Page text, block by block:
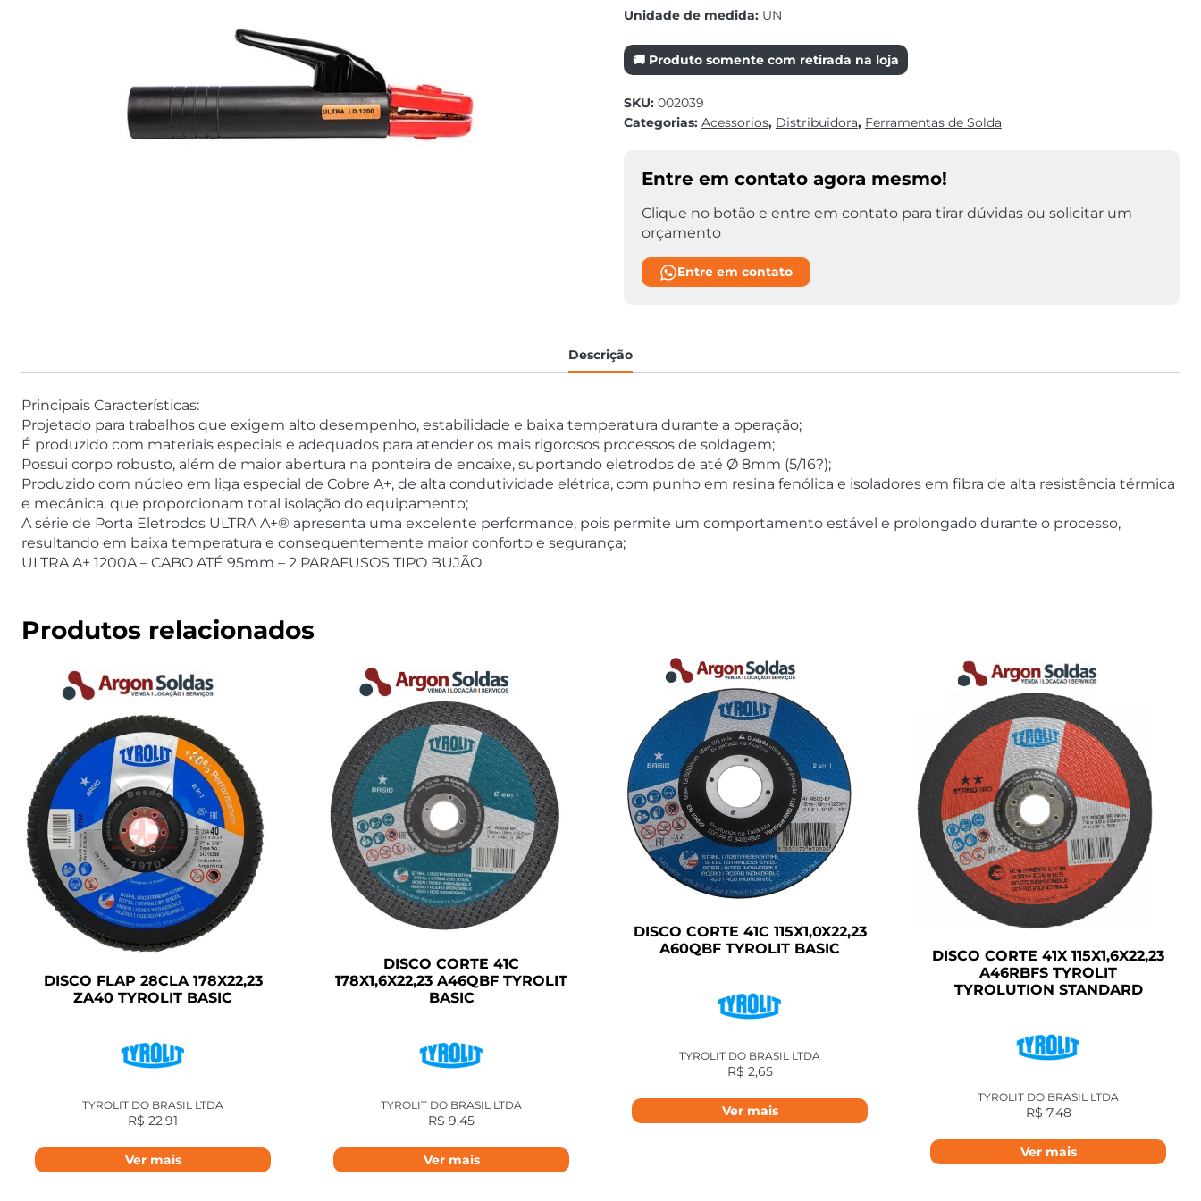
Unidade de medida:UN
🚚 Produto somente com retirada na loja
SKU: 002039
Categorias: Acessorios, Distribuidora, Ferramentas de Solda
Entre em contato agora mesmo!
Clique no botão e entre em contato para tirar dúvidas ou solicitar um
orçamento
Entre em contato
Descrição
Principais Características:
Projetado para trabalhos que exigem alto desempenho, estabilidade e baixa temperatura durante a operação;
É produzido com materiais especiais e adequados para atender os mais rigorosos processos de soldagem;
Possui corpo robusto, além de maior abertura na ponteira de encaixe, suportando eletrodos de até Ø 8mm (5/16?);
Produzido com núcleo em liga especial de Cobre A+, de alta condutividade elétrica, com punho em resina fenólica e isoladores em fibra de alta resistência térmica
e mecânica, que proporcionam total isolação do equipamento;
A série de Porta Eletrodos ULTRA A+® apresenta uma excelente performance, pois permite um comportamento estável e prolongado durante o processo,
resultando em baixa temperatura e consequentemente maior conforto e segurança;
ULTRA A+ 1200A – CABO ATÉ 95mm – 2 PARAFUSOS TIPO BUJÃO
Produtos relacionados
DISCO FLAP 28CLA 178X22,23
ZA40 TYROLIT BASIC
TYROLIT DO BRASIL LTDA
R$ 22,91
Ver mais
DISCO CORTE 41C
178X1,6X22,23 A46QBF TYROLIT
BASIC
TYROLIT DO BRASIL LTDA
R$ 9,45
Ver mais
DISCO CORTE 41C 115X1,0X22,23
A60QBF TYROLIT BASIC
TYROLIT DO BRASIL LTDA
R$ 2,65
Ver mais
DISCO CORTE 41X 115X1,6X22,23
A46RBFS TYROLIT
TYROLUTION STANDARD
TYROLIT DO BRASIL LTDA
R$ 7,48
Ver mais